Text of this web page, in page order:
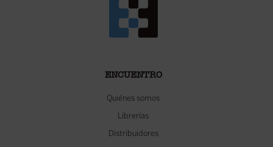
ENCUENTRO
Quiénes somos
Librerías
Distribuidores